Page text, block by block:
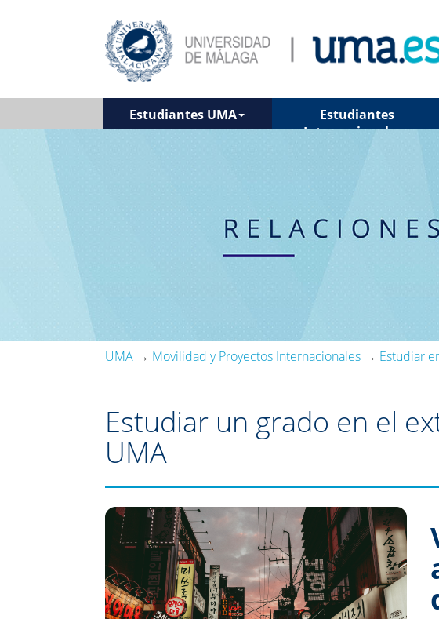
Estudiantes UMA
Estudiantes
Internacionales
UMA → Movilidad y Proyectos Internacionales → Estudiar
Estudiar un grado en el
UMA